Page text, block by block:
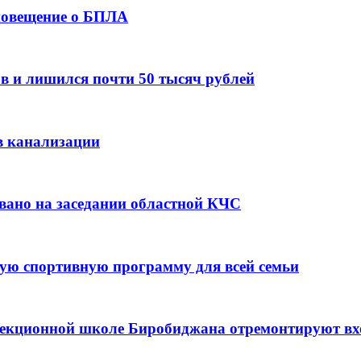
о БПЛА
и лишился почти 50 тысяч рублей
канализации
на заседании областной КЧС
спортивную программу для всей семьи
школе Биробиджана отремонтируют